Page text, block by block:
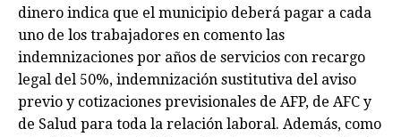
dinero indica que el municipio deberá pagar a cada
uno de los trabajadores en comento las
indemnizaciones por años de servicios con recargo
legal del 50%, indemnización sustitutiva del aviso
previo y cotizaciones previsionales de AFP, de AFC y
de Salud para toda la relación laboral. Además, como